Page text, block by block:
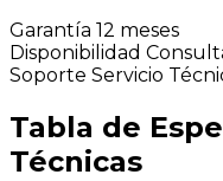
Garantía 12 meses
Disponibilidad
Soporte Servicio
Tabla de
Técnicas